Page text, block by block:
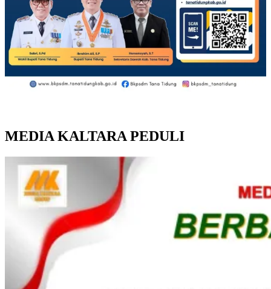
MEDIA KALTARA PEDULI